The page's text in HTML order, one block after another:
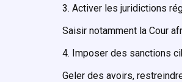
3. Activer les juridictions
Saisir notamment la Cour
4. Imposer des sanctions
Geler des avoirs,